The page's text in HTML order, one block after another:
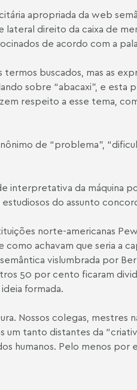
apropriada da web
direito da caixa de
de acordo com a
buscados, mas as
sobre “abacaxi”, e
respeito a esse tema,
de “problema”,
interpretativa da máquina
do assunto
norte-americanas
achavam que seria a
vislumbrada por
50 por cento ficaram
formada.
Nossos colegas, mestres
tanto distantes da
humanos. Pelo menos por